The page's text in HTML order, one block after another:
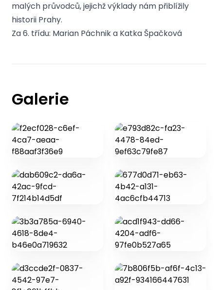
malých průvodců, jejichž výklady nám přiblížily
historii Prahy.
Za 6. třídu: Marian Páchnik a Katka Špačková
Galerie